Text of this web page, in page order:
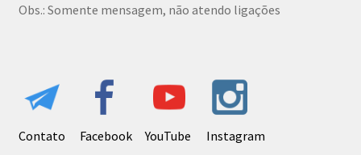
Obs.: Somente mensagem, não atendo ligações
Contato Facebook YouTube Instagram